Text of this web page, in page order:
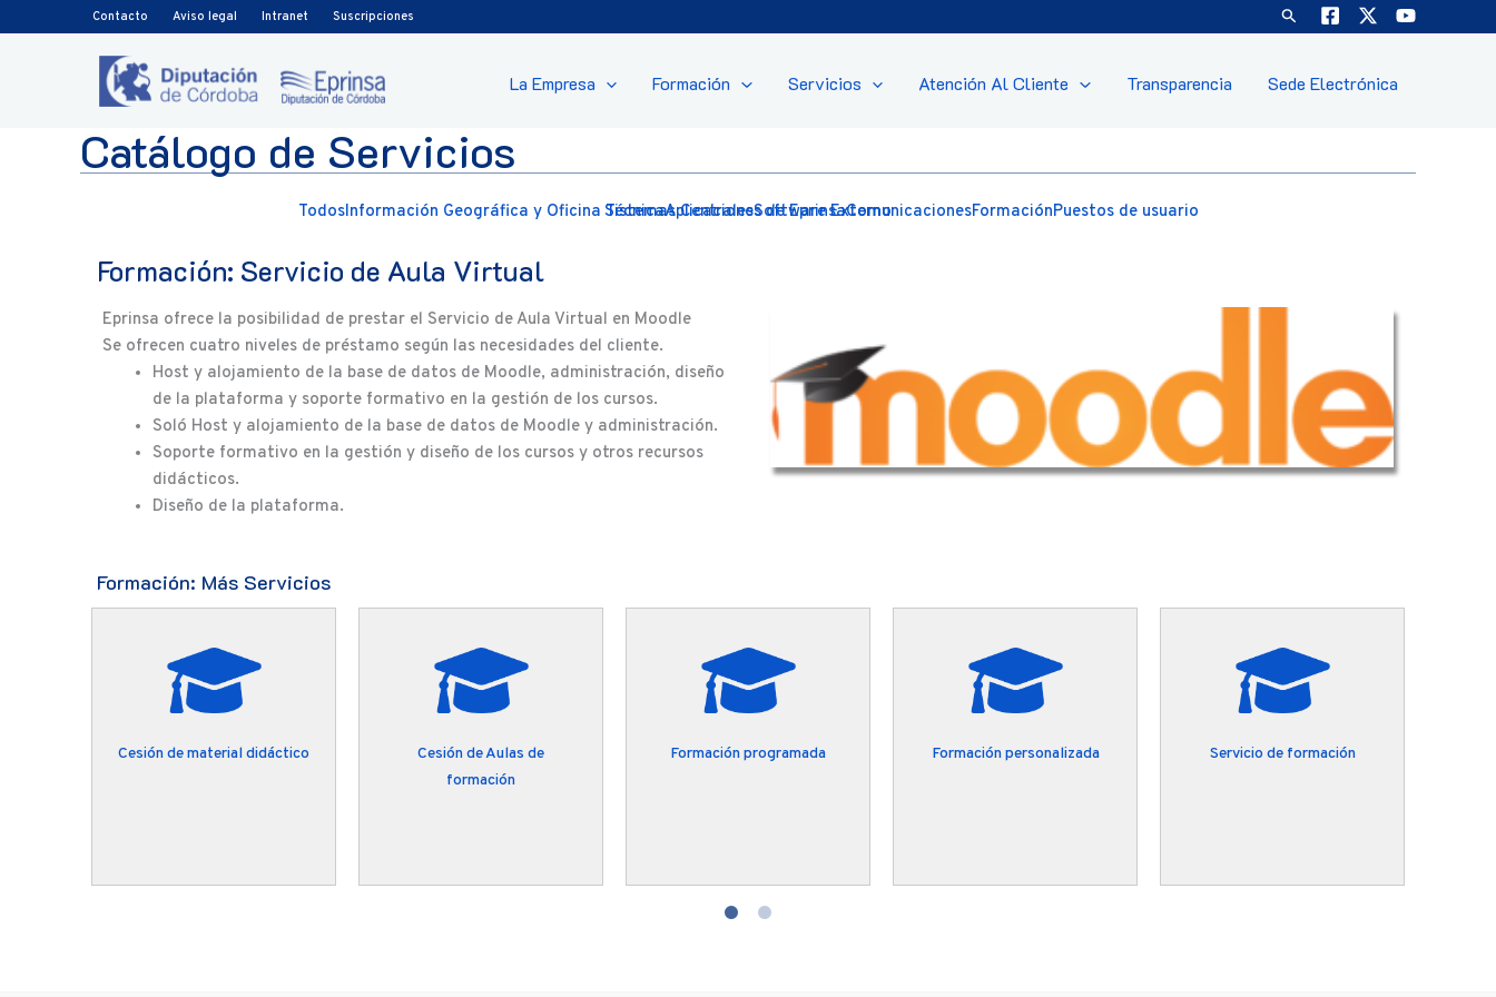
Ir al contenidoContacto Aviso legal Intranet Suscripciones Buscar
La Empresa Formación Servicios Atención Al Cliente Transparencia Sede Electrónica
Catálogo de Servicios
TodosInformación Geográfica y Oficina TécnicaAplicaciones de EprinsaComunicacionesFormaciónPuestos de usuario
Sistemas CentralesSoftware Externo
Formación: Servicio de Aula Virtual
Eprinsa ofrece la posibilidad de prestar el Servicio de Aula Virtual en Moodle
Se ofrecen cuatro niveles de préstamo según las necesidades del cliente.
Host y alojamiento de la base de datos de Moodle, administración, diseño
de la plataforma y soporte formativo en la gestión de los cursos.
Soló Host y alojamiento de la base de datos de Moodle y administración.
Soporte formativo en la gestión y diseño de los cursos y otros recursos
didácticos.
Diseño de la plataforma.
Formación: Más Servicios
Cesión de material didáctico
Cesión de Aulas de
formación
Formación programada Formación personalizada Servicio de formación